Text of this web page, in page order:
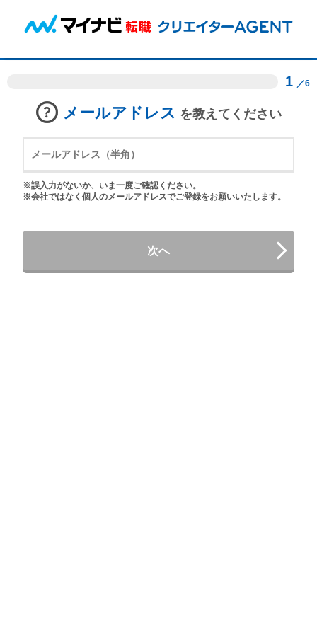
1 ／6
メールアドレス を教えてください
※誤入力がないか、いま一度ご確認ください。
※会社ではなく個人のメールアドレスでご登録をお願いいたします。
次へ